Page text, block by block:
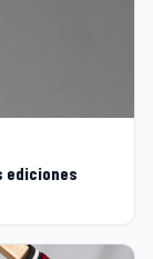
ediciones